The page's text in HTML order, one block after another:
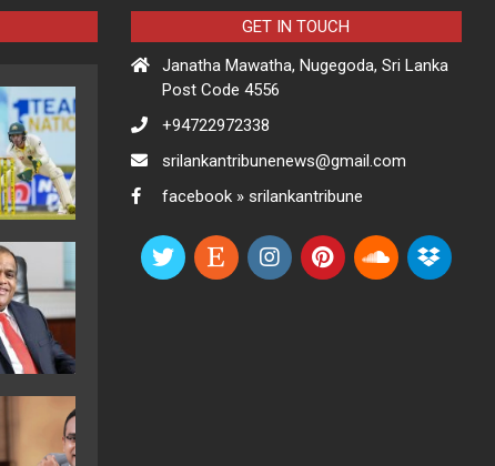
GET IN TOUCH
Janatha Mawatha, Nugegoda, Sri Lanka
Post Code 4556
+94722972338
srilankantribunenews@gmail.com
facebook » srilankantribune